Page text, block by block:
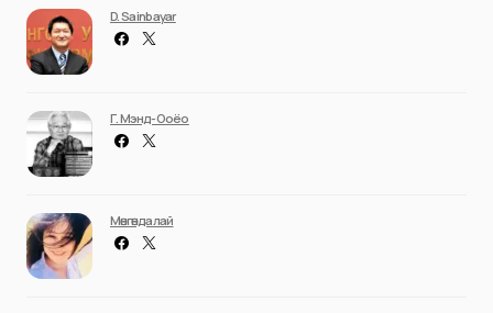
D. Sainbayar
Г. Мэнд-Ооёо
Мөнгөндалай